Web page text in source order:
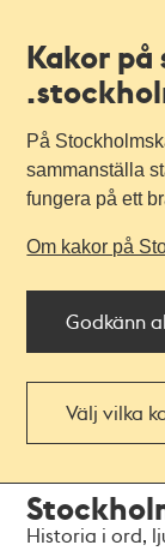
Kakor
På
sammanställa
fungera på ett
Om kakor på
Godkänn
Välj vilka
navigationen
huvudinnehållet
Historia i ord,